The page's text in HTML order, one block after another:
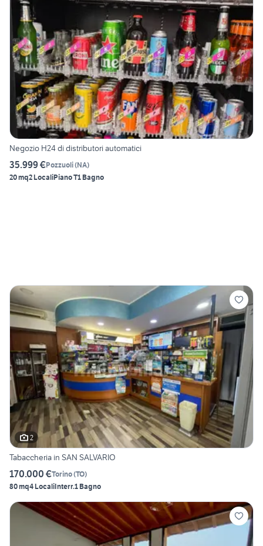
Negozio H24 di distributori automatici
35.999 €Pozzuoli(NA)
20 mq2 LocaliPiano T1 Bagno
2
Tabaccheria in SAN SALVARIO
170.000 €Torino(TO)
80 mq4 LocaliInterr.1 Bagno